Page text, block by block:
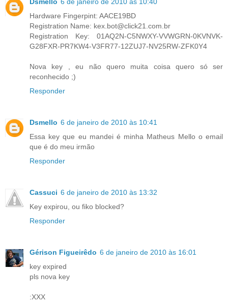
Hardware Fingerpint: AACE19BD
Registration Name: kex.bot@click21.com.br
Registration Key: 01AQ2N-C5NWXY-VVWGRN-0KVNVK-
G28FXR-PR7KW4-V3FR77-12ZUJ7-NV25RW-ZFK0Y4
Nova key , eu não quero muita coisa quero só ser
reconhecido ;)
Responder
Dsmello 6 de janeiro de 2010 às 10:41
Essa key que eu mandei é minha Matheus Mello o email
que é do meu irmão
Responder
Cassuci 6 de janeiro de 2010 às 13:32
Key expirou, ou fiko blocked?
Responder
Gérison Figueirêdo 6 de janeiro de 2010 às 16:01
key expired
pls nova key
:XXX